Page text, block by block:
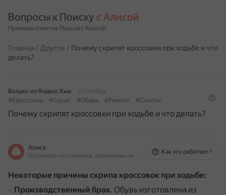
Вопросы к Поиску с Алисой
Примеры ответов Поиска с Алисой
Главная / Другое / Почему скрипят кроссовки при ходьбе и что
делать?
Вопрос из Яндекс Кью
22 ноября
#Кроссовки
#Скрип #Обувь #Ремонт #Советы
Почему скрипят кроссовки при ходьбе и что делать?
Алиса
На основе источников, возможны неточности
Как это работает?
Некоторые причины скрипа кроссовок при ходьбе:
Производственный брак. Обувь изготовлена из